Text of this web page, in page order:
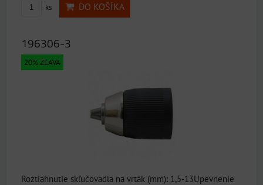
ks DO KOŠÍKA
196306-3
20% ZĽAVA
Roztiahnutie skľučovadla na vrták (mm): 1,5-13Upevnenie